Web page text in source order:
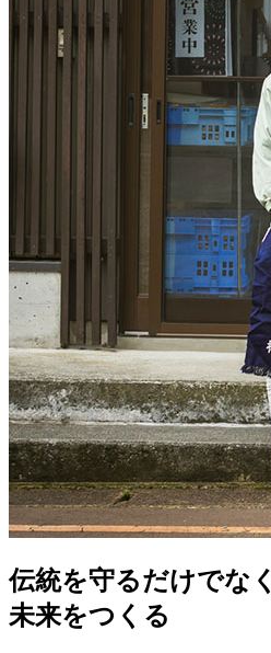
伝統を守るだけでなく
未来をつくる